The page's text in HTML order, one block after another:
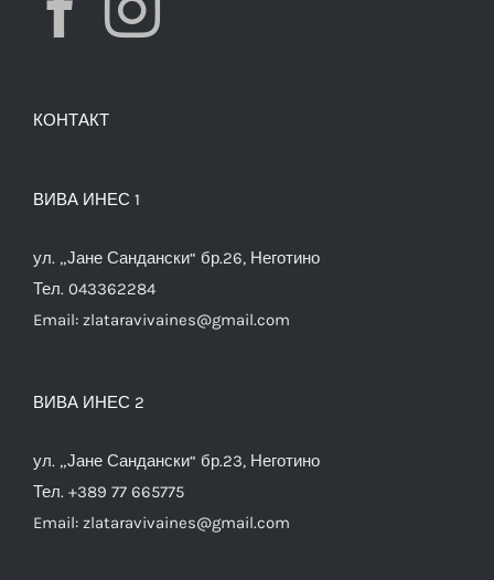
КОНТАКТ
ВИВА ИНЕС 1
ул. „Јане Сандански“ бр.26, Неготино
Тел. 043362284
Email: zlataravivaines@gmail.com
ВИВА ИНЕС 2
ул. „Јане Сандански“ бр.23, Неготино
Тел. +389 77 665775
Email: zlataravivaines@gmail.com